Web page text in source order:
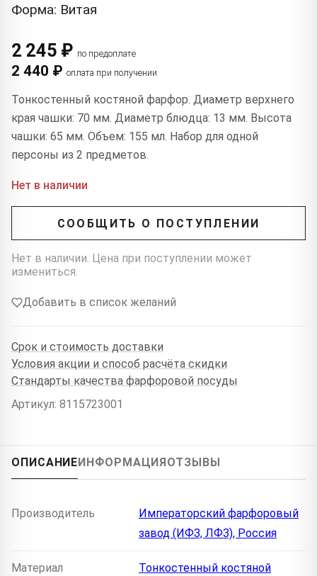
Форма: Витая
2 245 ₽ по предоплате
2 440 ₽ оплата при получении
Тонкостенный костяной фарфор. Диаметр верхнего
края чашки: 70 мм. Диаметр блюдца: 13 мм. Высота
чашки: 65 мм. Объем: 155 мл. Набор для одной
персоны из 2 предметов.
Нет в наличии
СООБЩИТЬ О ПОСТУПЛЕНИИ
Нет в наличии. Цена при поступлении может
измениться.
Добавить в список желаний
Срок и стоимость доставки
Условия акции и способ расчёта скидки
Стандарты качества фарфоровой посуды
Артикул: 8115723001
ОПИСАНИЕИНФОРМАЦИЯОТЗЫВЫ
Производитель
Императорский фарфоровый
завод (ИФЗ, ЛФЗ), Россия
Материал
Тонкостенный костяной